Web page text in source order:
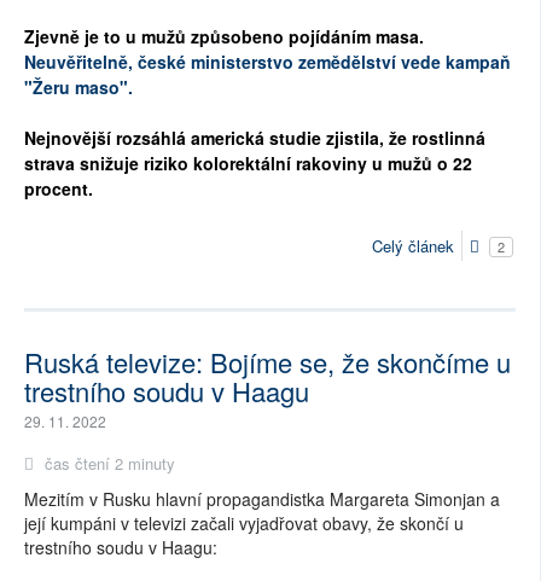
Zjevně je to u mužů způsobeno pojídáním masa.
Neuvěřitelně, české ministerstvo zemědělství vede kampaň
"Žeru maso".
Nejnovější rozsáhlá americká studie zjistila, že rostlinná
strava snižuje riziko kolorektální rakoviny u mužů o 22
procent.
Celý článek 2
Ruská televize: Bojíme se, že skončíme u
trestního soudu v Haagu
29. 11. 2022
čas čtení 2 minuty
Mezitím v Rusku hlavní propagandistka Margareta Simonjan a
její kumpáni v televizi začali vyjadřovat obavy, že skončí u
trestního soudu v Haagu: